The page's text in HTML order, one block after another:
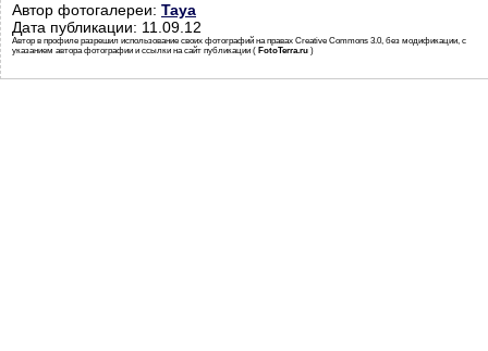
Автор фотогалереи: Taya
Дата публикации: 11.09.12
Автор в профиле разрешил использование своих фотографий на правах Creative Commons 3.0, без модификации, с
указанием автора фотографии и ссылки на сайт публикации ( FotoTerra.ru )